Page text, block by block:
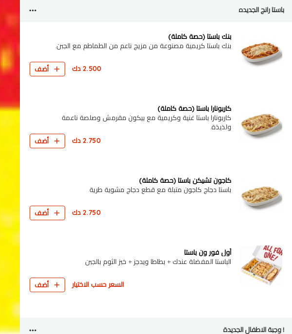
باستا رانج الجديده
بنك باستا (حصة كاملة)
بنك باستا كريمية مصنوعة من مزيج ناعم من الطماطم مع الجبن.
2.500 دك أضف
كاربونارا باستا (حصة كاملة)
كاربونارا باستا غنية وكريمية مع بيكون مقرمش وصلصة ناعمة
ولذيذة.
2.750 دك أضف
كاجون تشيكن باستا (حصة كاملة)
باستا دجاج كاجون متبلة مع قطع دجاج مشوية طرية.
2.750 دك أضف
أول فور ون باستا
الباستا المفضلة عندك + بطاطا ويدجز + خبز الثوم بالجبن
السعر حسب الاختيار أضف
وجبة الاطفال الجديدة !